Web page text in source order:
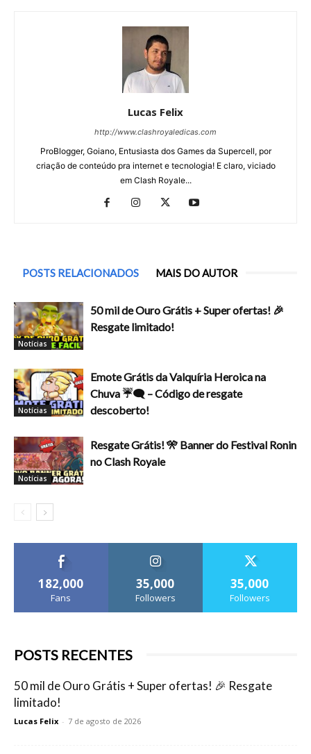
Lucas Felix
http://www.clashroyaledicas.com
ProBlogger, Goiano, Entusiasta dos Games da Supercell, por
criação de conteúdo pra internet e tecnologia! E claro, viciado
em Clash Royale...
POSTS RELACIONADOS MAIS DO AUTOR
Notícias
50 mil de Ouro Grátis + Super ofertas! 🎉
Resgate limitado!
Notícias
Emote Grátis da Valquíria Heroica na
Chuva ☔🗨️ – Código de resgate
descoberto!
Notícias
Resgate Grátis! 🎌 Banner do Festival Ronin
no Clash Royale
182,000
Fans
35,000
Followers
35,000
Followers
POSTS RECENTES
50 mil de Ouro Grátis + Super ofertas! 🎉 Resgate
limitado!
Lucas Felix - 7 de agosto de 2026